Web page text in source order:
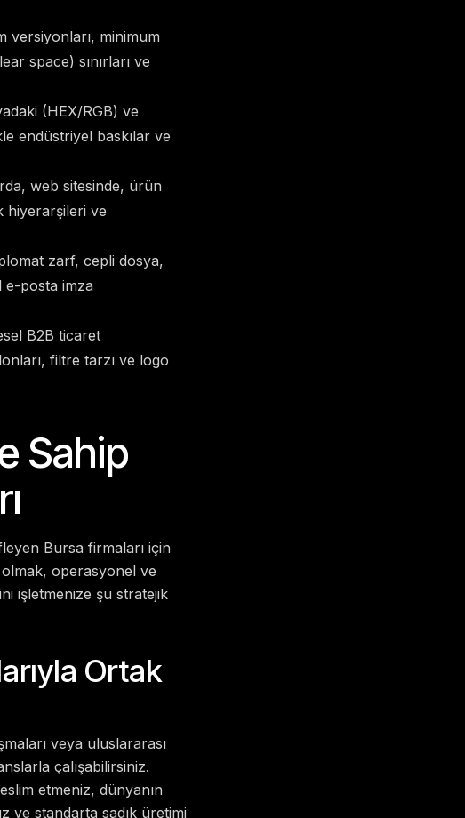
versiyonları, minimum
space) sınırları ve
(HEX/RGB) ve
endüstriyel baskılar ve
web sitesinde, ürün
hiyerarşileri ve
zarf, cepli dosya,
e-posta imza
B2B ticaret
filtre tarzı ve logo
Sahip
Bursa firmaları için
operasyonel ve
işletmenize şu stratejik
Ortak
veya uluslararası
çalışabilirsiniz.
etmeniz, dünyanın
ve standarta sadık üretimi